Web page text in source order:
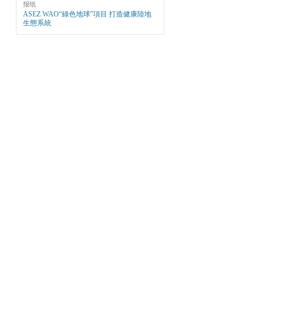
报纸
ASEZ WAO“綠色地球”項目 打造健康陸地
生態系統